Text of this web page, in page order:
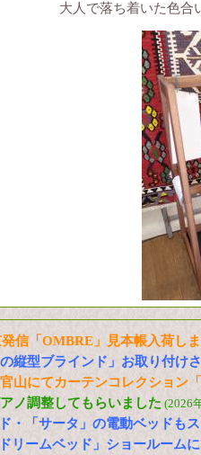
大人で落ち着いた色合
信「OMBRE」見本帳入荷し
の縦型ブラインド」お取り付け
山にてカーテンコレクション
ノ調整してもらいました (2026
・「サータ」の電動ベッドも
リームベッド」ショールーム